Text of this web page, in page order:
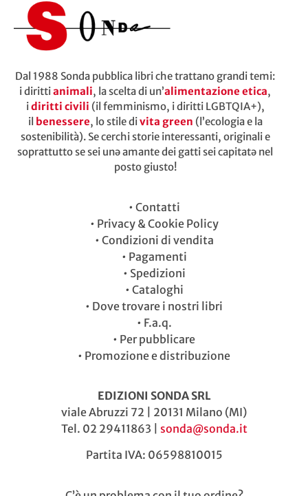
Dal 1988 Sonda pubblica libri che trattano grandi temi:
i dirittianimali, la scelta di un’alimentazione etica,
idiritti civili (il femminismo, i diritti LGBTQIA+),
il benessere, lo stile divita green (l’ecologia e la
sostenibilità). Se cerchi storie interessanti, originali e
soprattutto se sei unə amante dei gatti sei capitatə nel
posto giusto!
• Contatti
• Privacy & Cookie Policy
• Condizioni di vendita
• Pagamenti
• Spedizioni
• Cataloghi
• Dove trovare i nostri libri
• F.a.q.
• Per pubblicare
• Promozione e distribuzione
EDIZIONI SONDA SRL
viale Abruzzi 72 | 20131 Milano (MI)
Tel. 02 29411863 | sonda@sonda.it
Partita IVA: 06598810015